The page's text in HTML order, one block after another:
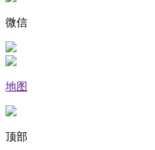
微信
地图
顶部